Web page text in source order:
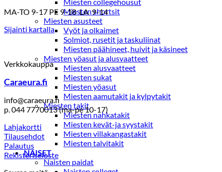
Miesten shortsit
Miesten asusteet
Vyöt ja olkaimet
Solmiot, rusetit ja taskuliinat
Miesten päähineet, huivit ja käsineet
Miesten yöasut ja alusvaatteet
Miesten alusvaatteet
Miesten sukat
Miesten yöasut
Miesten aamutakit ja kylpytakit
Miesten takit
Miesten nahkatakit
Miesten kevät-ja syystakit
Miesten villakangastakit
Miesten talvitakit
NAISET
Naisten paidat
MA-TO 9-17 PE 9-18 LA 9-14
Sijainti kartalla
Verkkokauppa
Caraeura.fi
info@caraeura.fi
p. 044 7770013 (ma-pe 10-17)
Lahjakortti
Tilausehdot
Palautus
Rekisteriseloste